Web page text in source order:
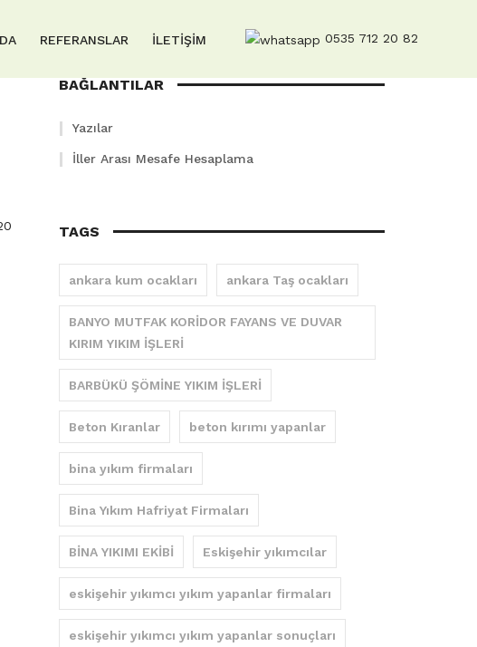
0535 712 20 82
REFERANSLAR İLETİŞİM
BAĞLANTILAR
Yazılar
İller Arası Mesafe Hesaplama
TAGS
ankara kum ocakları ankara Taş ocakları
BANYO MUTFAK KORİDOR FAYANS VE DUVAR
KIRIM YIKIM İŞLERİ
BARBÜKÜ ŞÖMİNE YIKIM İŞLERİ
Beton Kıranlar beton kırımı yapanlar
bina yıkım firmaları
Bina Yıkım Hafriyat Firmaları
BİNA YIKIMI EKİBİ Eskişehir yıkımcılar
eskişehir yıkımcı yıkım yapanlar firmaları
eskişehir yıkımcı yıkım yapanlar sonuçları